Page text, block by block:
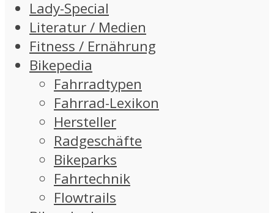
Lady-Special
Literatur / Medien
Fitness / Ernährung
Bikepedia
Fahrradtypen
Fahrrad-Lexikon
Hersteller
Radgeschäfte
Bikeparks
Fahrtechnik
Flowtrails